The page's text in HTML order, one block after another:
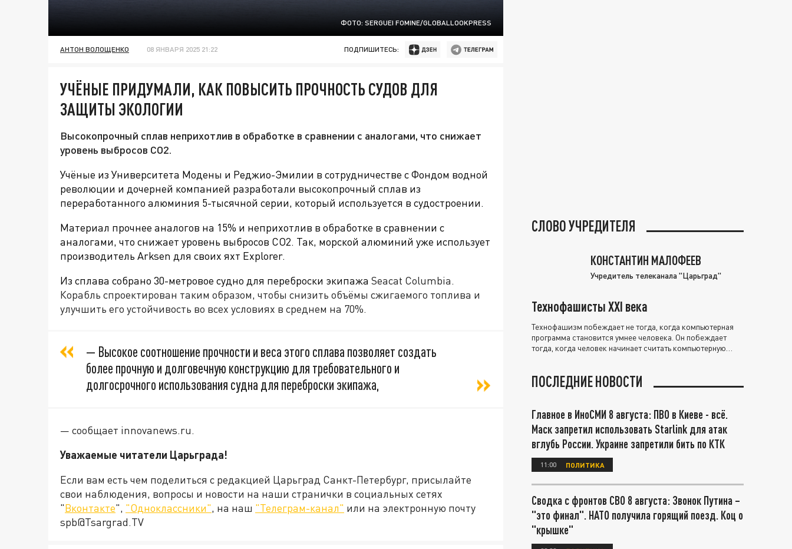
ФОТО: SERGUEI FOMINE/GLOBALLOOKPRESS
АНТОН ВОЛОЩЕНКО 08 ЯНВАРЯ 2025 21:22 ПОДПИШИТЕСЬ:
УЧЁНЫЕ ПРИДУМАЛИ, КАК ПОВЫСИТЬ ПРОЧНОСТЬ СУДОВ ДЛЯ
ЗАЩИТЫ ЭКОЛОГИИ
Высокопрочный сплав неприхотлив в обработке в сравнении с аналогами, что снижает
уровень выбросов CO2.
Учёные из Университета Модены и Реджио-Эмилии в сотрудничестве с Фондом водной
революции и дочерней компанией разработали высокопрочный сплав из
переработанного алюминия 5-тысячной серии, который используется в судостроении.
Материал прочнее аналогов на 15% и неприхотлив в обработке в сравнении с
аналогами, что снижает уровень выбросов CO2. Так, морской алюминий уже использует
производитель Arksen для своих яхт Explorer.
Из сплава собрано 30-метровое судно для переброски экипажа Seacat Columbia.
Корабль спроектирован таким образом, чтобы снизить объёмы сжигаемого топлива и
улучшить его устойчивость во всех условиях в среднем на 70%.
— Высокое соотношение прочности и веса этого сплава позволяет создать
более прочную и долговечную конструкцию для требовательного и
долгосрочного использования судна для переброски экипажа,
— сообщает innovanews.ru.
Уважаемые читатели Царьграда!
Если вам есть чем поделиться с редакцией Царьград Санкт-Петербург, присылайте
свои наблюдения, вопросы и новости на наши странички в социальных сетях
"Вконтакте", "Одноклассники", на наш "Телеграм-канал" или на электронную почту
spb@Tsargrad.TV
СЛОВО УЧРЕДИТЕЛЯ
КОНСТАНТИН МАЛОФЕЕВ
Учредитель телеканала "Царьград"
Технофашисты XXI века
Технофашизм побеждает не тогда, когда компьютерная
программа становится умнее человека. Он побеждает
тогда, когда человек начинает считать компьютерную
ПОСЛЕДНИЕ НОВОСТИ
Главное в ИноСМИ 8 августа: ПВО в Киеве - всё.
Маск запретил использовать Starlink для атак
вглубь России. Украине запретили бить по КТК
11:00 ПОЛИТИКА
Сводка с фронтов СВО 8 августа: Звонок Путина –
"это финал". НАТО получила горящий поезд. Коц о
"крышке"